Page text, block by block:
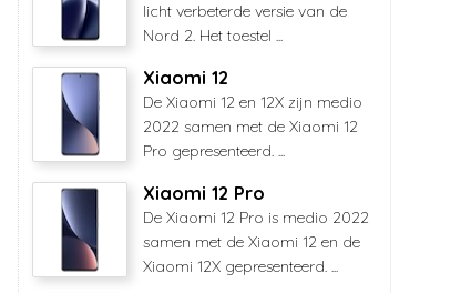
licht verbeterde versie van de
Nord 2. Het toestel ...
Xiaomi 12
De Xiaomi 12 en 12X zijn medio
2022 samen met de Xiaomi 12
Pro gepresenteerd. ...
Xiaomi 12 Pro
De Xiaomi 12 Pro is medio 2022
samen met de Xiaomi 12 en de
Xiaomi 12X gepresenteerd. ...